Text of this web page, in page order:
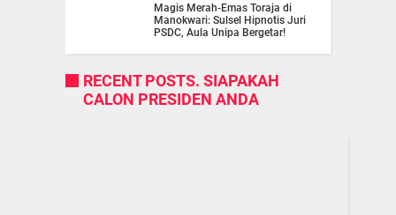
Magis Merah-Emas Toraja di
Manokwari: Sulsel Hipnotis Juri
PSDC, Aula Unipa Bergetar!
RECENT POSTS. SIAPAKAH
CALON PRESIDEN ANDA